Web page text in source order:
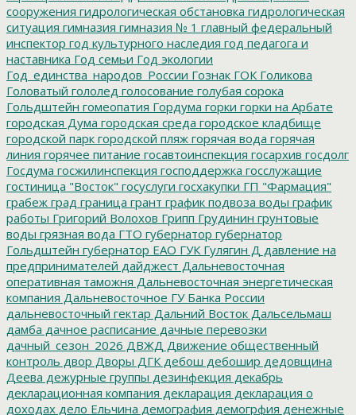
сооружения гидрологическая обстановка гидрологическая
ситуация гимназия гимназия № 1 главный федеральный
инспектор год культурного наследия год педагога и
наставника Год семьи Год экологии
Год_единства_народов_России Гознак ГОК Голикова
Головатый гололед голосование голубая сорока
Гольдштейн гомеопатия Гордума горки горки на Арбате
городская Дума городская среда городское кладбище
городской парк городской пляж горячая вода горячая
линия горячее питание госавтоинспекция госархив госдолг
Госдума госжилинспекция господдержка госслужащие
гостиница "Восток" госуслуги госхакупки ГП "Фармация"
грабеж град граница грант график подвоза воды график
работы Григорий Волохов Грипп Грудинин грунтовые
воды грязная вода ГТО губернатор губернатор
Гольдштейн губернатор ЕАО ГУК Гулягин Д давление на
предпринимателей дайджест Дальневосточная
оперативная таможня Дальневосточная энергетическая
компания Дальневосточное ГУ Банка России
дальневосточный гектар Дальний Восток Дальсельмаш
дамба дачное расписание дачные перевозки
дачный_сезон_2026 ДВЖД Движение общественный
контроль двор Дворы ДГК дебош дебошир дедовщина
Деева дежурные группы дезинфекция декабрь
декларационная компания декларация декларация о
доходах дело Ельчина демография демогрфия денежные